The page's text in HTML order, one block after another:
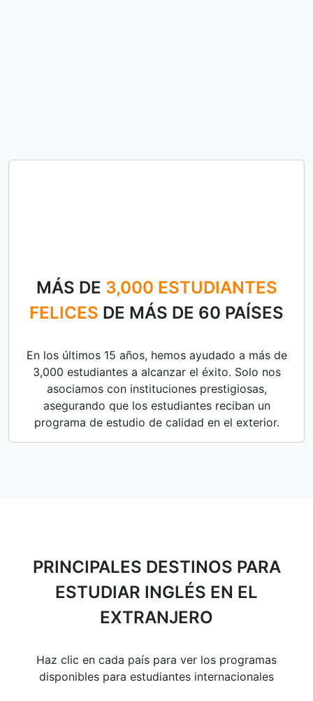
MÁS DE 3,000 ESTUDIANTES
FELICES DE MÁS DE 60 PAÍSES
En los últimos 15 años, hemos ayudado a más de
3,000 estudiantes a alcanzar el éxito. Solo nos
asociamos con instituciones prestigiosas,
asegurando que los estudiantes reciban un
programa de estudio de calidad en el exterior.
PRINCIPALES DESTINOS PARA
ESTUDIAR INGLÉS EN EL
EXTRANJERO
Haz clic en cada país para ver los programas
disponibles para estudiantes internacionales